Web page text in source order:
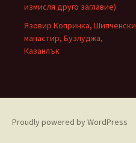
измисля друго заглавие)
Язовир Копринка, Шипченски
манастир, Бузлуджа,
Казанлък
Proudly powered by WordPress